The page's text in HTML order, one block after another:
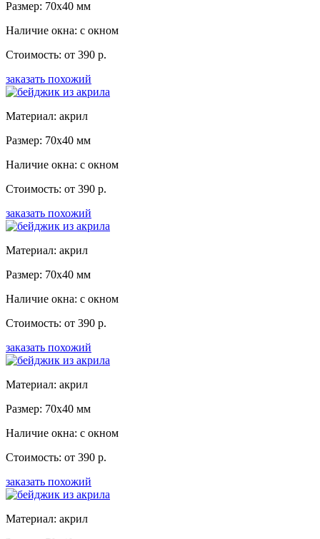
Размер: 70x40 мм
Наличие окна: с окном
Стоимость: от 390 р.
заказать похожий
Материал: акрил
Размер: 70x40 мм
Наличие окна: с окном
Стоимость: от 390 р.
заказать похожий
Материал: акрил
Размер: 70x40 мм
Наличие окна: с окном
Стоимость: от 390 р.
заказать похожий
Материал: акрил
Размер: 70x40 мм
Наличие окна: с окном
Стоимость: от 390 р.
заказать похожий
Материал: акрил